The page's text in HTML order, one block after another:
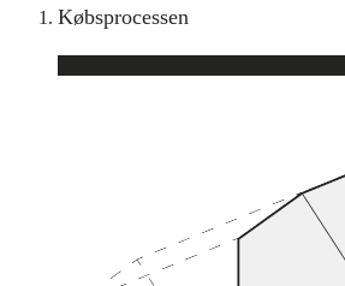
Købsprocessen